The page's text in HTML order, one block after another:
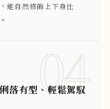
能自然修飾上下身比
04
落有型、輕鬆駕馭